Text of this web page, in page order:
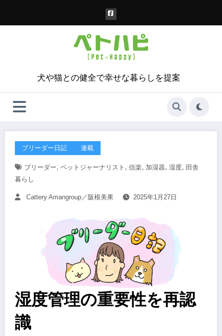
犬や猫との健全で幸せな暮らしを提案
ブリーダー日記 連載
ブリーダー, ペットジャーナリスト , 信楽, 加湿器, 湿度, 田舎
暮らし
Cattery Amangroup／阪根美果 2025年1月27日
湿度管理の重要性を再認
識